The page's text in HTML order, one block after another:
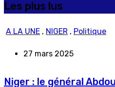
Les plus lus
A LA UNE , NIGER , Politique
27 mars 2025
Niger : le général